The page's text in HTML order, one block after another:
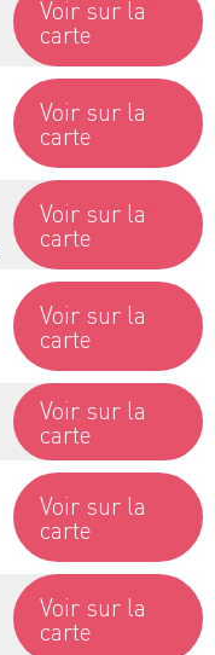
Voir sur la
carte
Voir sur la
carte
Voir sur la
carte
Voir sur la
carte
Voir sur la
carte
Voir sur la
carte
Voir sur la
carte